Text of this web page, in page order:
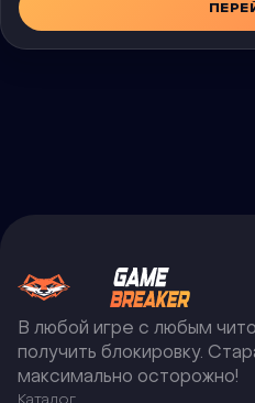
В любой игре с любым
получить блокировку.
максимально осторожно!